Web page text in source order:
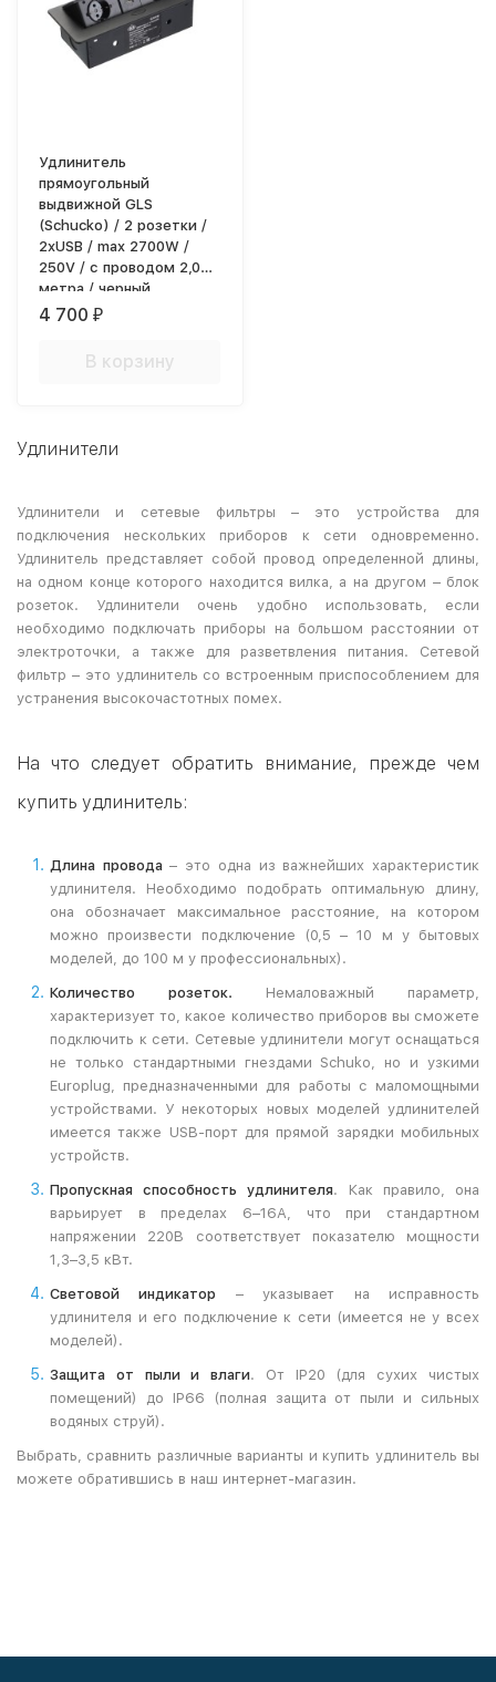
Удлинитель
прямоугольный
выдвижной GLS
(Schucko) / 2 розетки /
2xUSB / max 2700W /
250V / с проводом 2,0
метра / черный
4 700₽
В корзину
Удлинители
Удлинители и сетевые фильтры – это устройства для
подключения нескольких приборов к сети одновременно.
Удлинитель представляет собой провод определенной длины,
на одном конце которого находится вилка, а на другом – блок
розеток. Удлинители очень удобно использовать, если
необходимо подключать приборы на большом расстоянии от
электроточки, а также для разветвления питания. Сетевой
фильтр – это удлинитель со встроенным приспособлением для
устранения высокочастотных помех.
На что следует обратить внимание, прежде чем
купить удлинитель:
Длина провода – это одна из важнейших характеристик
удлинителя. Необходимо подобрать оптимальную длину,
она обозначает максимальное расстояние, на котором
можно произвести подключение (0,5 – 10 м у бытовых
моделей, до 100 м у профессиональных).
Количество розеток. Немаловажный параметр,
характеризует то, какое количество приборов вы сможете
подключить к сети. Сетевые удлинители могут оснащаться
не только стандартными гнездами Schuko, но и узкими
Europlug, предназначенными для работы с маломощными
устройствами. У некоторых новых моделей удлинителей
имеется также USB-порт для прямой зарядки мобильных
устройств.
Пропускная способность удлинителя. Как правило, она
варьирует в пределах 6–16А, что при стандартном
напряжении 220В соответствует показателю мощности
1,3–3,5 кВт.
Световой индикатор – указывает на исправность
удлинителя и его подключение к сети (имеется не у всех
моделей).
Защита от пыли и влаги. От IP20 (для сухих чистых
помещений) до IP66 (полная защита от пыли и сильных
водяных струй).
Выбрать, сравнить различные варианты и купить удлинитель вы
можете обратившись в наш интернет-магазин.